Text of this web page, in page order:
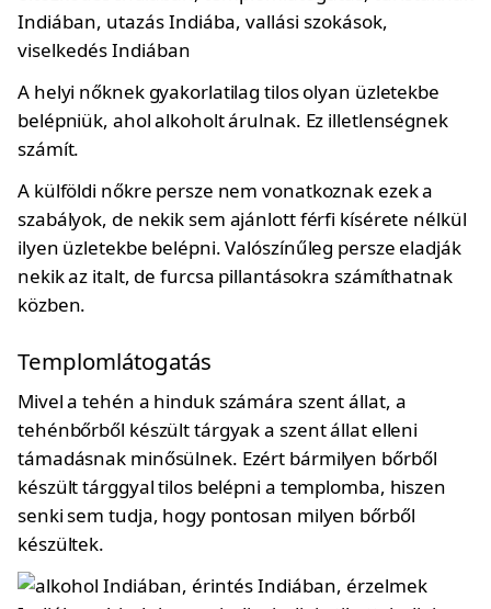
A helyi nőknek gyakorlatilag tilos olyan üzletekbe
belépniük, ahol alkoholt árulnak. Ez illetlenségnek
számít.
A külföldi nőkre persze nem vonatkoznak ezek a
szabályok, de nekik sem ajánlott férfi kísérete nélkül
ilyen üzletekbe belépni. Valószínűleg persze eladják
nekik az italt, de furcsa pillantásokra számíthatnak
közben.
Templomlátogatás
Mivel a tehén a hinduk számára szent állat, a
tehénbőrből készült tárgyak a szent állat elleni
támadásnak minősülnek. Ezért bármilyen bőrből
készült tárggyal tilos belépni a templomba, hiszen
senki sem tudja, hogy pontosan milyen bőrből
készültek.